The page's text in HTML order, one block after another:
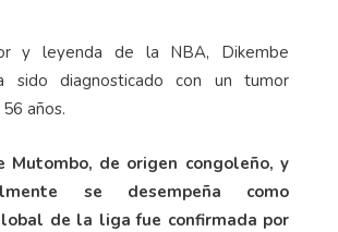
y leyenda de la NBA, Dikembe
sido diagnosticado con un tumor
años.
Mutombo, de origen congoleño, y
se desempeña como
de la liga fue confirmada por